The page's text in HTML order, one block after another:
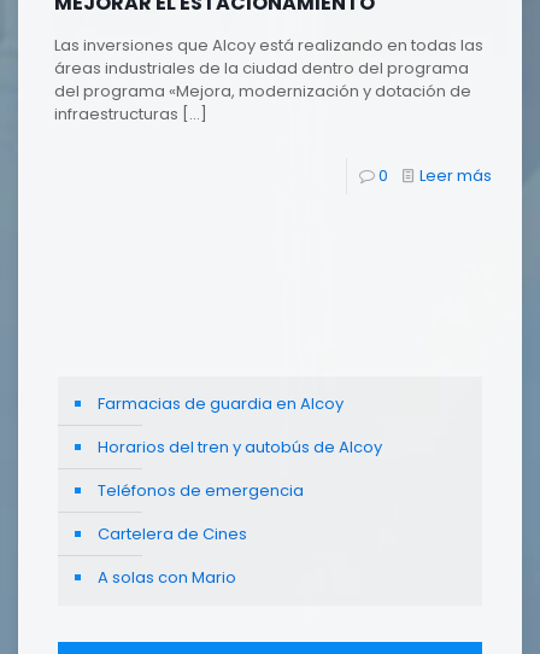
Las inversiones que Alcoy está realizando en todas las
áreas industriales de la ciudad dentro del programa
del programa «Mejora, modernización y dotación de
infraestructuras […]
0 Leer más
Farmacias de guardia en Alcoy
Horarios del tren y autobús de Alcoy
Teléfonos de emergencia
Cartelera de Cines
A solas con Mario